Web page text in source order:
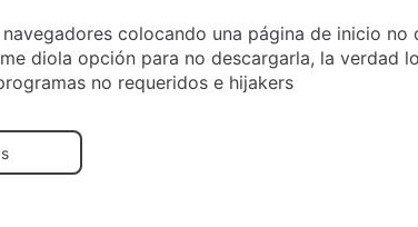
colocando una página de inicio no
diola opción para no descargarla, la verdad lo
no requeridos e hijakers